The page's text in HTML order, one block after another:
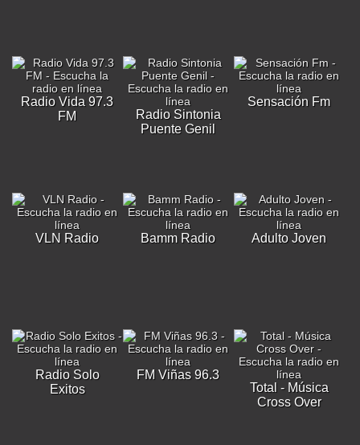
Radio Vida 97.3
FM
Radio Sintonia
Puente Genil
Sensación Fm
VLN Radio Bamm Radio Adulto Joven
Radio Solo
Exitos
FM Viñas 96.3
Total - Música
Cross Over